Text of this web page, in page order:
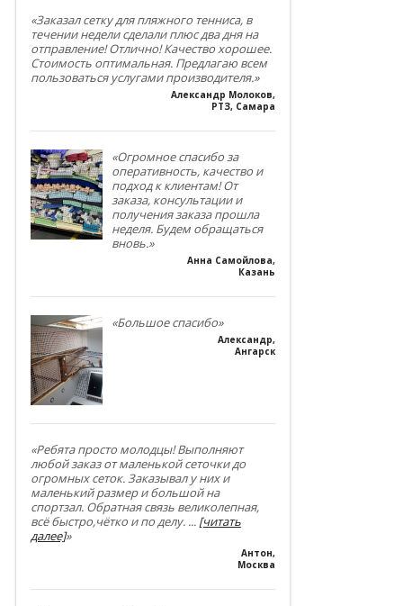
«Заказал сетку для пляжного тенниса, в
течении недели сделали плюс два дня на
отправление! Отлично! Качество хорошее.
Стоимость оптимальная. Предлагаю всем
пользоваться услугами производителя.»
Александр Молоков,
РТЗ, Самара
«Огромное спасибо за
оперативность, качество и
подход к клиентам! От
заказа, консультации и
получения заказа прошла
неделя. Будем обращаться
вновь.»
Анна Самойлова,
Казань
«Большое спасибо»
Александр,
Ангарск
«Ребята просто молодцы! Выполняют
любой заказ от маленькой сеточки до
огромных сеток. Заказывал у них и
маленький размер и большой на
спортзал. Обратная связь великолепная,
всё быстро,чётко и по делу. ... [читать
далее]»
Антон,
Москва